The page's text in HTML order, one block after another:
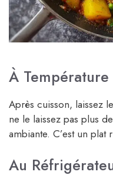
À
Après cuisson, laissez
ne le laissez pas plus
ambiante. C’est un
Au